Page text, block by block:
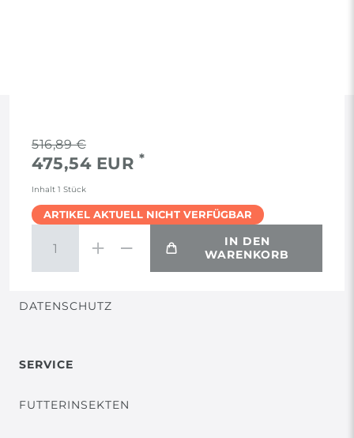
516,89 €
475,54 EUR *
Inhalt 1 Stück
ARTIKEL AKTUELL NICHT VERFÜGBAR
IN DEN
WARENKORB
RECHTLICHES
AGB
WIDERRUF
DATENSCHUTZ
SERVICE
FUTTERINSEKTEN